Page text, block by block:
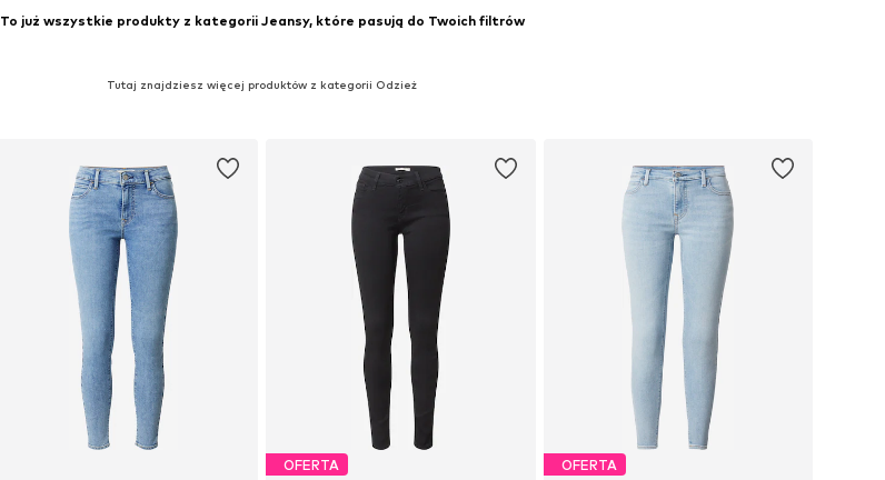
To już wszystkie produkty z kategorii Jeansy, które pasują do Twoich filtrów
Tutaj znajdziesz więcej produktów z kategorii Odzież
OFERTA OFERTA